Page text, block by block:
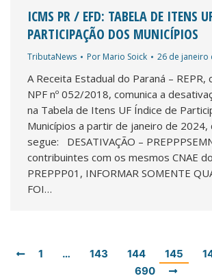
ICMS PR / EFD: TABELA DE ITENS
PARTICIPAÇÃO DOS MUNICÍPIOS
TributaNews Por Mario Soick 26 de janeiro
A Receita Estadual do Paraná – REPR,
NPF nº 052/2018, comunica a
na Tabela de Itens UF Índice de
Municípios a partir de janeiro de 2024,
segue: DESATIVAÇÃO –
contribuintes com os mesmos CNAE
PREPPP01, INFORMAR SOMENTE
FOI…
1 … 143 144 145
690